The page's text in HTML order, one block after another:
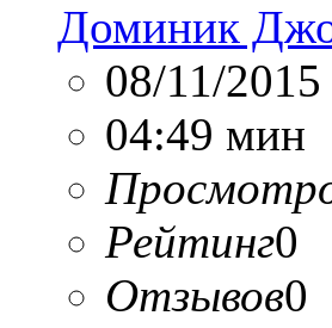
Доминик
08/11/2015
04:49 мин
Рейтинг0
Отзывов0